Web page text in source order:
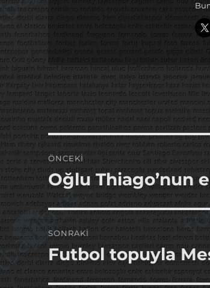
Yazı
gezinmesi
ÖNCEKI
Önceki
yazı:
Oğlu Thiago’nun
SONRAKI
Sonraki
yazı:
Futbol topuyla